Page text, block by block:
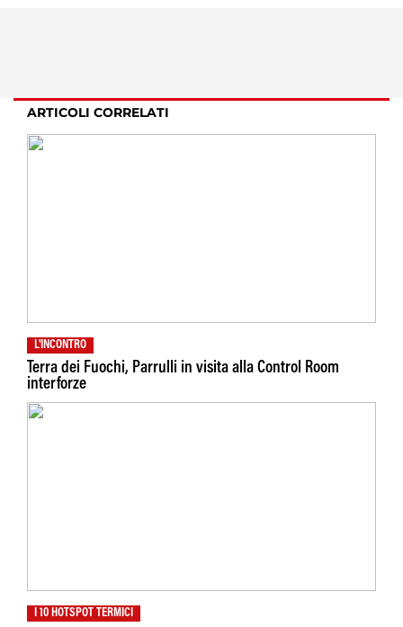
ARTICOLI CORRELATI
L'INCONTRO
Terra dei Fuochi, Parrulli in visita alla Control Room
interforze
I 10 HOTSPOT TERMICI